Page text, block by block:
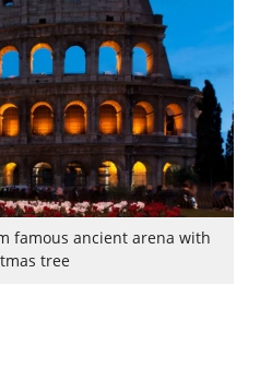
famous ancient arena with
tree